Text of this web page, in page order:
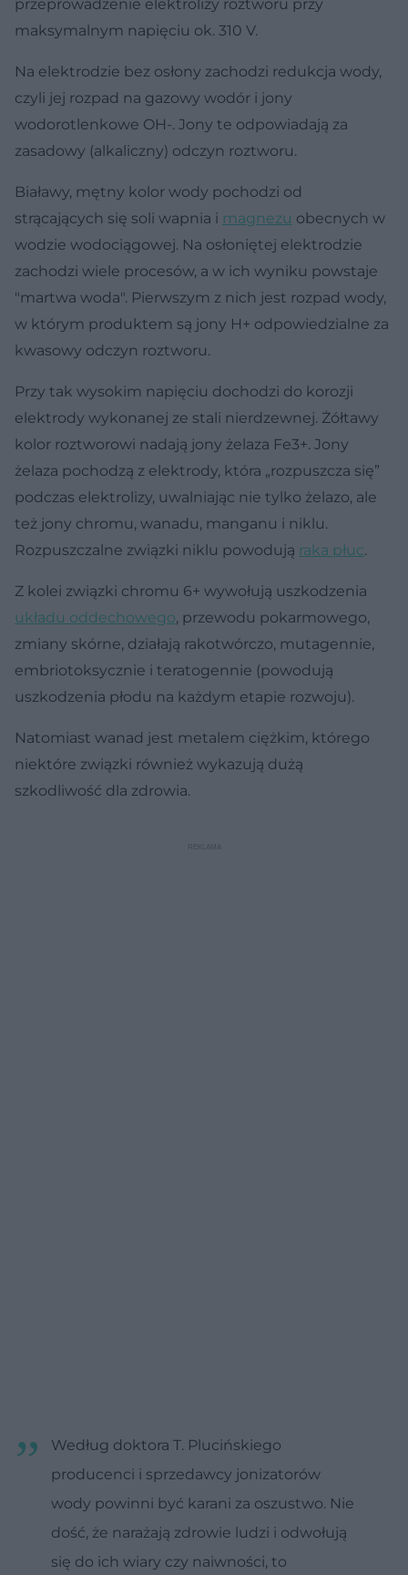
przeprowadzenie elektrolizy roztworu przy
maksymalnym napięciu ok. 310 V.
Na elektrodzie bez osłony zachodzi redukcja wody,
czyli jej rozpad na gazowy wodór i jony
wodorotlenkowe OH-. Jony te odpowiadają za
zasadowy (alkaliczny) odczyn roztworu.
Białawy, mętny kolor wody pochodzi od
strącających się soli wapnia i magnezu obecnych w
wodzie wodociągowej. Na osłoniętej elektrodzie
zachodzi wiele procesów, a w ich wyniku powstaje
"martwa woda". Pierwszym z nich jest rozpad wody,
w którym produktem są jony H+ odpowiedzialne za
kwasowy odczyn roztworu.
Przy tak wysokim napięciu dochodzi do korozji
elektrody wykonanej ze stali nierdzewnej. Żółtawy
kolor roztworowi nadają jony żelaza Fe3+. Jony
żelaza pochodzą z elektrody, która „rozpuszcza się”
podczas elektrolizy, uwalniając nie tylko żelazo, ale
też jony chromu, wanadu, manganu i niklu.
Rozpuszczalne związki niklu powodują raka płuc.
Z kolei związki chromu 6+ wywołują uszkodzenia
układu oddechowego, przewodu pokarmowego,
zmiany skórne, działają rakotwórczo, mutagennie,
embriotoksycznie i teratogennie (powodują
uszkodzenia płodu na każdym etapie rozwoju).
Natomiast wanad jest metalem ciężkim, którego
niektóre związki również wykazują dużą
szkodliwość dla zdrowia.
Według doktora T. Plucińskiego
producenci i sprzedawcy jonizatorów
wody powinni być karani za oszustwo. Nie
dość, że narażają zdrowie ludzi i odwołują
się do ich wiary czy naiwności, to